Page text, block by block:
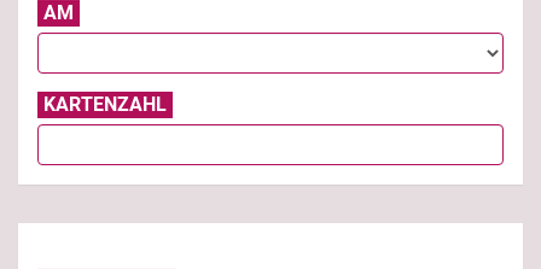
AM
KARTENZAHL